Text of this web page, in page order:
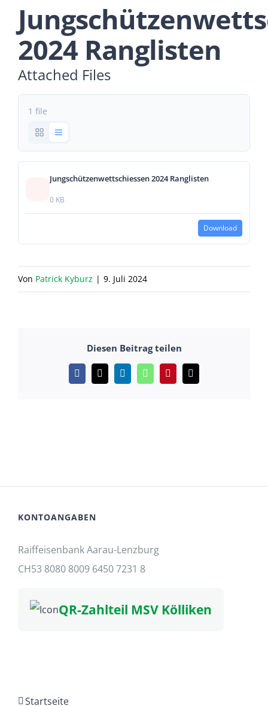
2024 Ranglisten
Attached Files
1 file
Jungschützenwettschiessen 2024 Ranglisten
0 KB
Download
Von Patrick Kyburz | 9. Juli 2024
Diesen Beitrag teilen
Facebook
X LinkedInWhatsAppPinterest
E-
Mail
KONTOANGABEN
Raiffeisenbank Aarau-Lenzburg
CH53 8080 8009 6450 7231 8
QR-Zahlteil MSV Kölliken
Startseite